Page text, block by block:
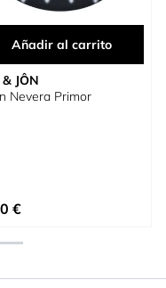
Añadir al carrito
JÔN
Nevera Primor
€